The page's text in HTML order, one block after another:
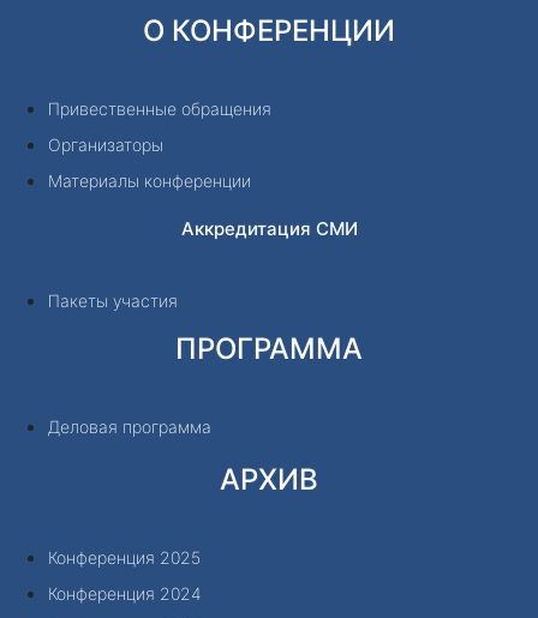
О КОНФЕРЕНЦИИ
Привественные обращения
Организаторы
Материалы конференции
Аккредитация СМИ
Пакеты участия
ПРОГРАММА
Деловая программа
АРХИВ
Конференция 2025
Конференция 2024